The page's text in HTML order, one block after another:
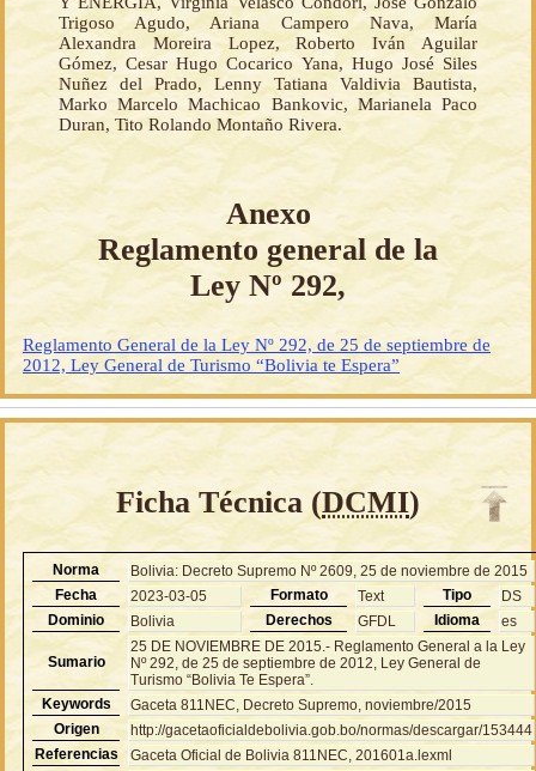
Trigoso Agudo, Ariana Campero Nava, María
Alexandra Moreira Lopez, Roberto Iván Aguilar
Gómez, Cesar Hugo Cocarico Yana, Hugo José Siles
Nuñez del Prado, Lenny Tatiana Valdivia Bautista,
Marko Marcelo Machicao Bankovic, Marianela Paco
Duran, Tito Rolando Montaño Rivera.
Anexo
Reglamento general de la
Ley Nº 292,
Reglamento General de la Ley Nº 292, de 25 de septiembre de
2012, Ley General de Turismo “Bolivia te Espera”
Ficha Técnica (DCMI)
Norma
Bolivia: Decreto Supremo Nº 2609, 25 de noviembre de 2015
Fecha
2023-03-05 Formato Text Tipo
DS
Dominio
Bolivia Derechos GFDL Idioma es
Sumario
25 DE NOVIEMBRE DE 2015.- Reglamento General a la Ley
Nº 292, de 25 de septiembre de 2012, Ley General de
Turismo “Bolivia Te Espera”.
Keywords
Gaceta 811NEC, Decreto Supremo, noviembre/2015
Origen
http://gacetaoficialdebolivia.gob.bo/normas/descargar/153444
Referencias
Gaceta Oficial de Bolivia 811NEC, 201601a.lexml